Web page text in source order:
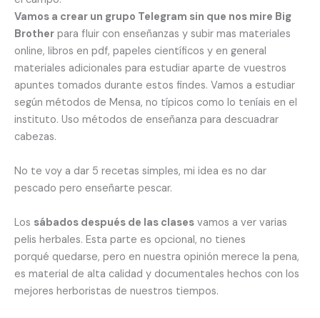
Vamos a crear un grupo Telegram sin que nos mire Big
Brother para fluir con enseñanzas y subir mas materiales
online, libros en pdf, papeles científicos y en general
materiales adicionales para estudiar aparte de vuestros
apuntes tomados durante estos findes. Vamos a estudiar
según métodos de Mensa, no típicos como lo teníais en el
instituto. Uso métodos de enseñanza para descuadrar
cabezas.
No te voy a dar 5 recetas simples, mi idea es no dar
pescado pero enseñarte pescar.
Los sábados después de las clases vamos a ver varias
pelis herbales. Esta parte es opcional, no tienes
porqué quedarse, pero en nuestra opinión merece la pena,
es material de alta calidad y documentales hechos con los
mejores herboristas de nuestros tiempos.